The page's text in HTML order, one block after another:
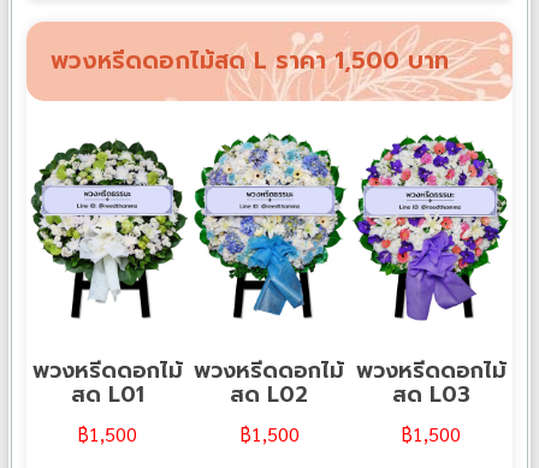
พวงหรีดดอกไม้สด L ราคา 1,500 บาท
พวงหรีดดอกไม้
สด L01
฿1,500
พวงหรีดดอกไม้
สด L02
฿1,500
พวงหรีดดอกไม้
สด L03
฿1,500